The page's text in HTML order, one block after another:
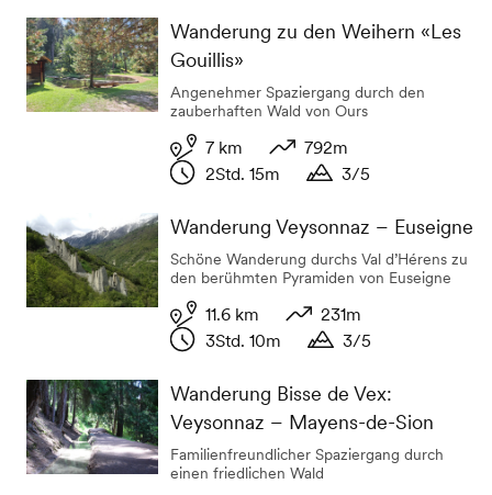
Wanderung zu den Weihern «Les
Gouillis»
Angenehmer Spaziergang durch den
zauberhaften Wald von Ours
Distanz
7 km
Höhenunterschied
792m
2Std. 15m
3/5
Wanderung Veysonnaz – Euseigne
Schöne Wanderung durchs Val d’Hérens zu
den berühmten Pyramiden von Euseigne
Distanz
11.6 km
Höhenunterschied
231m
3Std. 10m
3/5
Wanderung Bisse de Vex:
Veysonnaz – Mayens-de-Sion
Familienfreundlicher Spaziergang durch
einen friedlichen Wald